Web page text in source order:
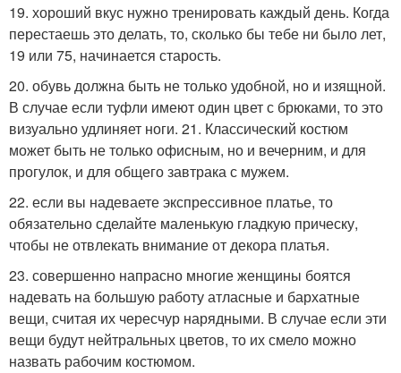
19. хороший вкус нужно тренировать каждый день. Когда
перестаешь это делать, то, сколько бы тебе ни было лет,
19 или 75, начинается старость.
20. обувь должна быть не только удобной, но и изящной.
В случае если туфли имеют один цвет с брюками, то это
визуально удлиняет ноги. 21. Классический костюм
может быть не только офисным, но и вечерним, и для
прогулок, и для общего завтрака с мужем.
22. если вы надеваете экспрессивное платье, то
обязательно сделайте маленькую гладкую прическу,
чтобы не отвлекать внимание от декора платья.
23. совершенно напрасно многие женщины боятся
надевать на большую работу атласные и бархатные
вещи, считая их чересчур нарядными. В случае если эти
вещи будут нейтральных цветов, то их смело можно
назвать рабочим костюмом.